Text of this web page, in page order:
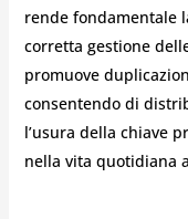
rende fondamentale
corretta gestione
promuove
consentendo di
l’usura della chiave
nella vita quotidiana